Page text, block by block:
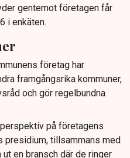
gentemot företagen får
i enkäten.
företag har
framgångsrika kommuner,
och gör regelbundna
på företagens
presidium, tillsammans med
en bransch där de ringer